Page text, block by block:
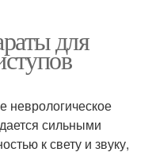
для
неврологическое
сильными
к свету и звуку,